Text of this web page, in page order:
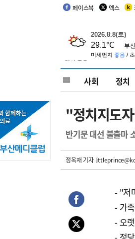
페이스북 엑스
사회 정치
"정치지도
반기문 대선 불출마
정옥재 기자
- "저
- 가
- 오